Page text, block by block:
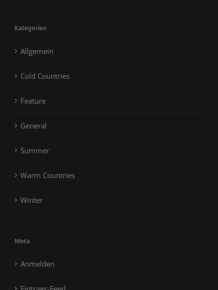
Kategorien
Allgemein
Cold Countries
Feature
General
Summer
Warm Countries
Winter
Meta
Anmelden